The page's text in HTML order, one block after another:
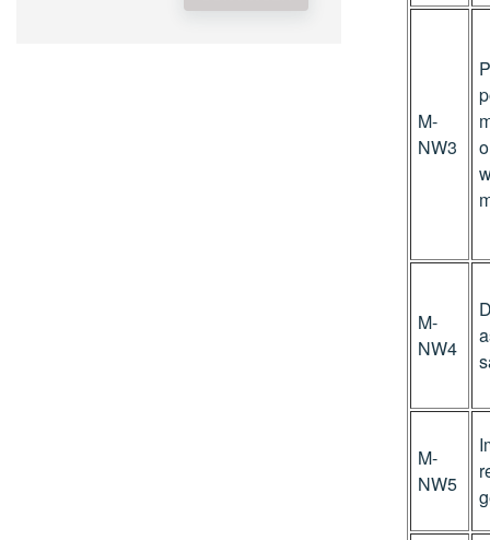
M-
NW3
M-
NW4
M-
NW5